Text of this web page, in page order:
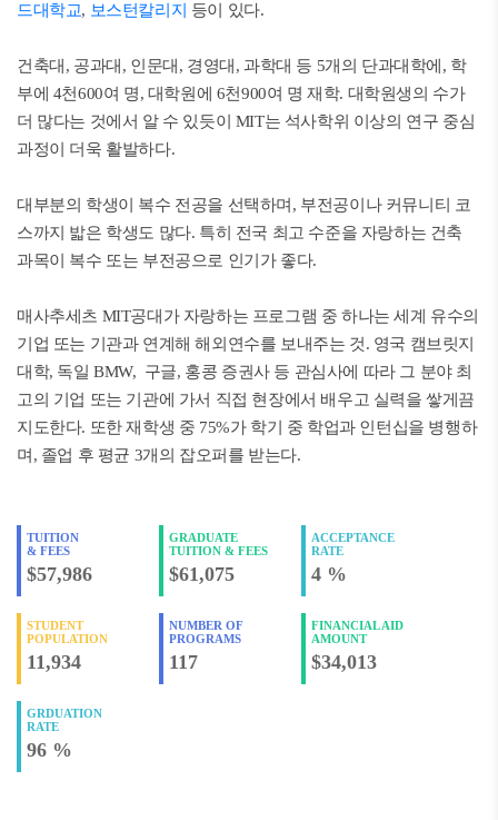
드대학교, 보스턴칼리지 등이 있다.
건축대, 공과대, 인문대, 경영대, 과학대 등 5개의 단과대학에, 학
부에 4천600여 명, 대학원에 6천900여 명 재학. 대학원생의 수가
더 많다는 것에서 알 수 있듯이 MIT는 석사학위 이상의 연구 중심
과정이 더욱 활발하다.
대부분의 학생이 복수 전공을 선택하며, 부전공이나 커뮤니티 코
스까지 밟은 학생도 많다. 특히 전국 최고 수준을 자랑하는 건축
과목이 복수 또는 부전공으로 인기가 좋다.
매사추세츠 MIT공대가 자랑하는 프로그램 중 하나는 세계 유수의
기업 또는 기관과 연계해 해외연수를 보내주는 것. 영국 캠브릿지
대학, 독일 BMW, 구글, 홍콩 증권사 등 관심사에 따라 그 분야 최
고의 기업 또는 기관에 가서 직접 현장에서 배우고 실력을 쌓게끔
지도한다. 또한 재학생 중 75%가 학기 중 학업과 인턴십을 병행하
며, 졸업 후 평균 3개의 잡오퍼를 받는다.
TUITION
& FEES
$57,986
GRADUATE
TUITION & FEES
$61,075
ACCEPTANCE
RATE
4 %
STUDENT
POPULATION
11,934
NUMBER OF
PROGRAMS
117
FINANCIAL AID
AMOUNT
$34,013
GRDUATION
RATE
96 %